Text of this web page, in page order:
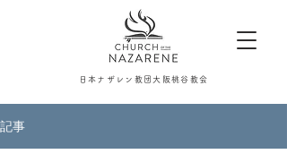
日本ナザレン教団大阪桃谷教会
記事